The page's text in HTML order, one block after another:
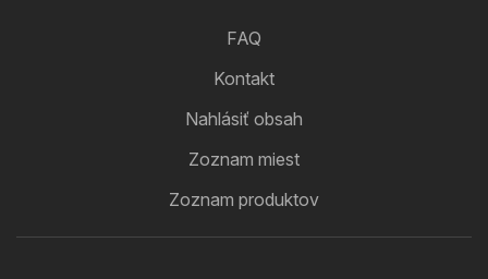
FAQ
Kontakt
Nahlásiť obsah
Zoznam miest
Zoznam produktov